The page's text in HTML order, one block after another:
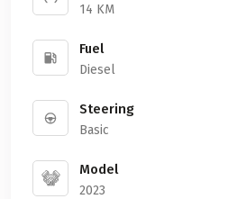
14 KM
Fuel
Diesel
Steering
Basic
Model
2023